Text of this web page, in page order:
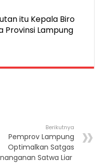
itu Kepala Biro
Provinsi Lampung
Berikutnya
Pemprov Lampung
Optimalkan Satgas
Satwa Liar